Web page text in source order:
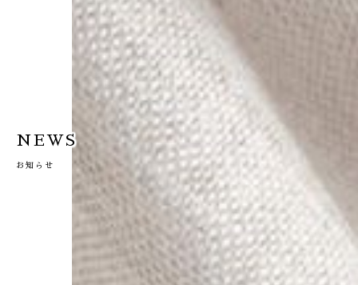
NEWS
お知らせ